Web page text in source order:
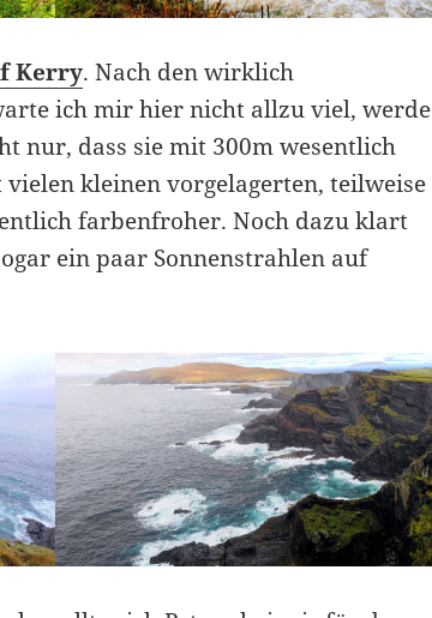
Kerry. Nach den wirklich
ich mir hier nicht allzu viel, werde
nur, dass sie mit 300m wesentlich
kleinen vorgelagerten, teilweise
farbenfroher. Noch dazu klart
ein paar Sonnenstrahlen auf